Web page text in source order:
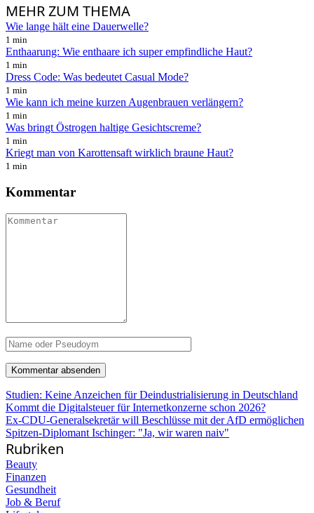
MEHRZUM THEMA
Wie lange hält eine Dauerwelle?
1 min
Enthaarung: Wie enthaare ich super empfindliche Haut?
1 min
Dress Code: Was bedeutet Casual Mode?
1 min
Wie kann ich meine kurzen Augenbrauen verlängern?
1 min
Was bringt Östrogen haltige Gesichtscreme?
1 min
Kriegt man von Karottensaft wirklich braune Haut?
1 min
Kommentar
Studien: Keine Anzeichen für Deindustrialisierung in Deutschland
Kommt die Digitalsteuer für Internetkonzerne schon 2026?
Ex-CDU-Generalsekretär will Beschlüsse mit der AfD ermöglichen
Spitzen-Diplomant Ischinger: "Ja, wir waren naiv"
Rubriken
Beauty
Finanzen
Gesundheit
Job & Beruf